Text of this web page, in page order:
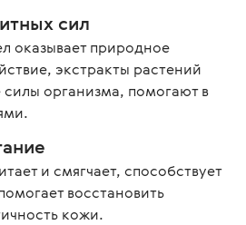
сил
оказывает природное
экстракты растений
организма, помогают в
и смягчает, способствует
восстановить
кожи.